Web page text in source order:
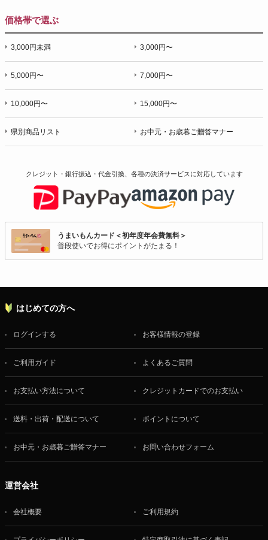
価格帯で選ぶ
3,000円未満 3,000円〜
5,000円〜 7,000円〜
10,000円〜 15,000円〜
県別商品リスト お中元・お歳暮ご贈答マナー
クレジット・銀行振込・代金引換、各種の決済サービスに対応しています
うまいもんカード＜初年度年会費無料＞
普段使いでお得にポイントがたまる！
はじめての方へ
ログインする お客様情報の登録
ご利用ガイド よくあるご質問
お支払い方法について クレジットカードでのお支払い
送料・出荷・配送について ポイントについて
お中元・お歳暮ご贈答マナー お問い合わせフォーム
運営会社
会社概要 ご利用規約